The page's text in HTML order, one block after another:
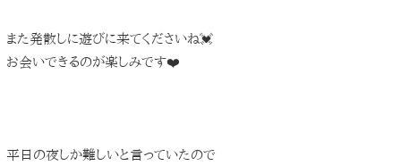
また発散しに遊びに来てくださいね💓
お会いできるのが楽しみです❤️
平日の夜しか難しいと言っていたので